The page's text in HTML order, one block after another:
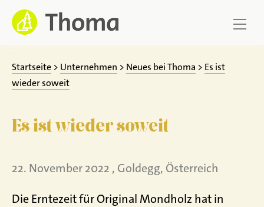
Zum
Inhalt
springen
Startseite > Unternehmen > Neues bei Thoma > Es ist
wieder soweit
Es ist wieder soweit
22. November 2022 , Goldegg, Österreich
Die Erntezeit für Original Mondholz hat in